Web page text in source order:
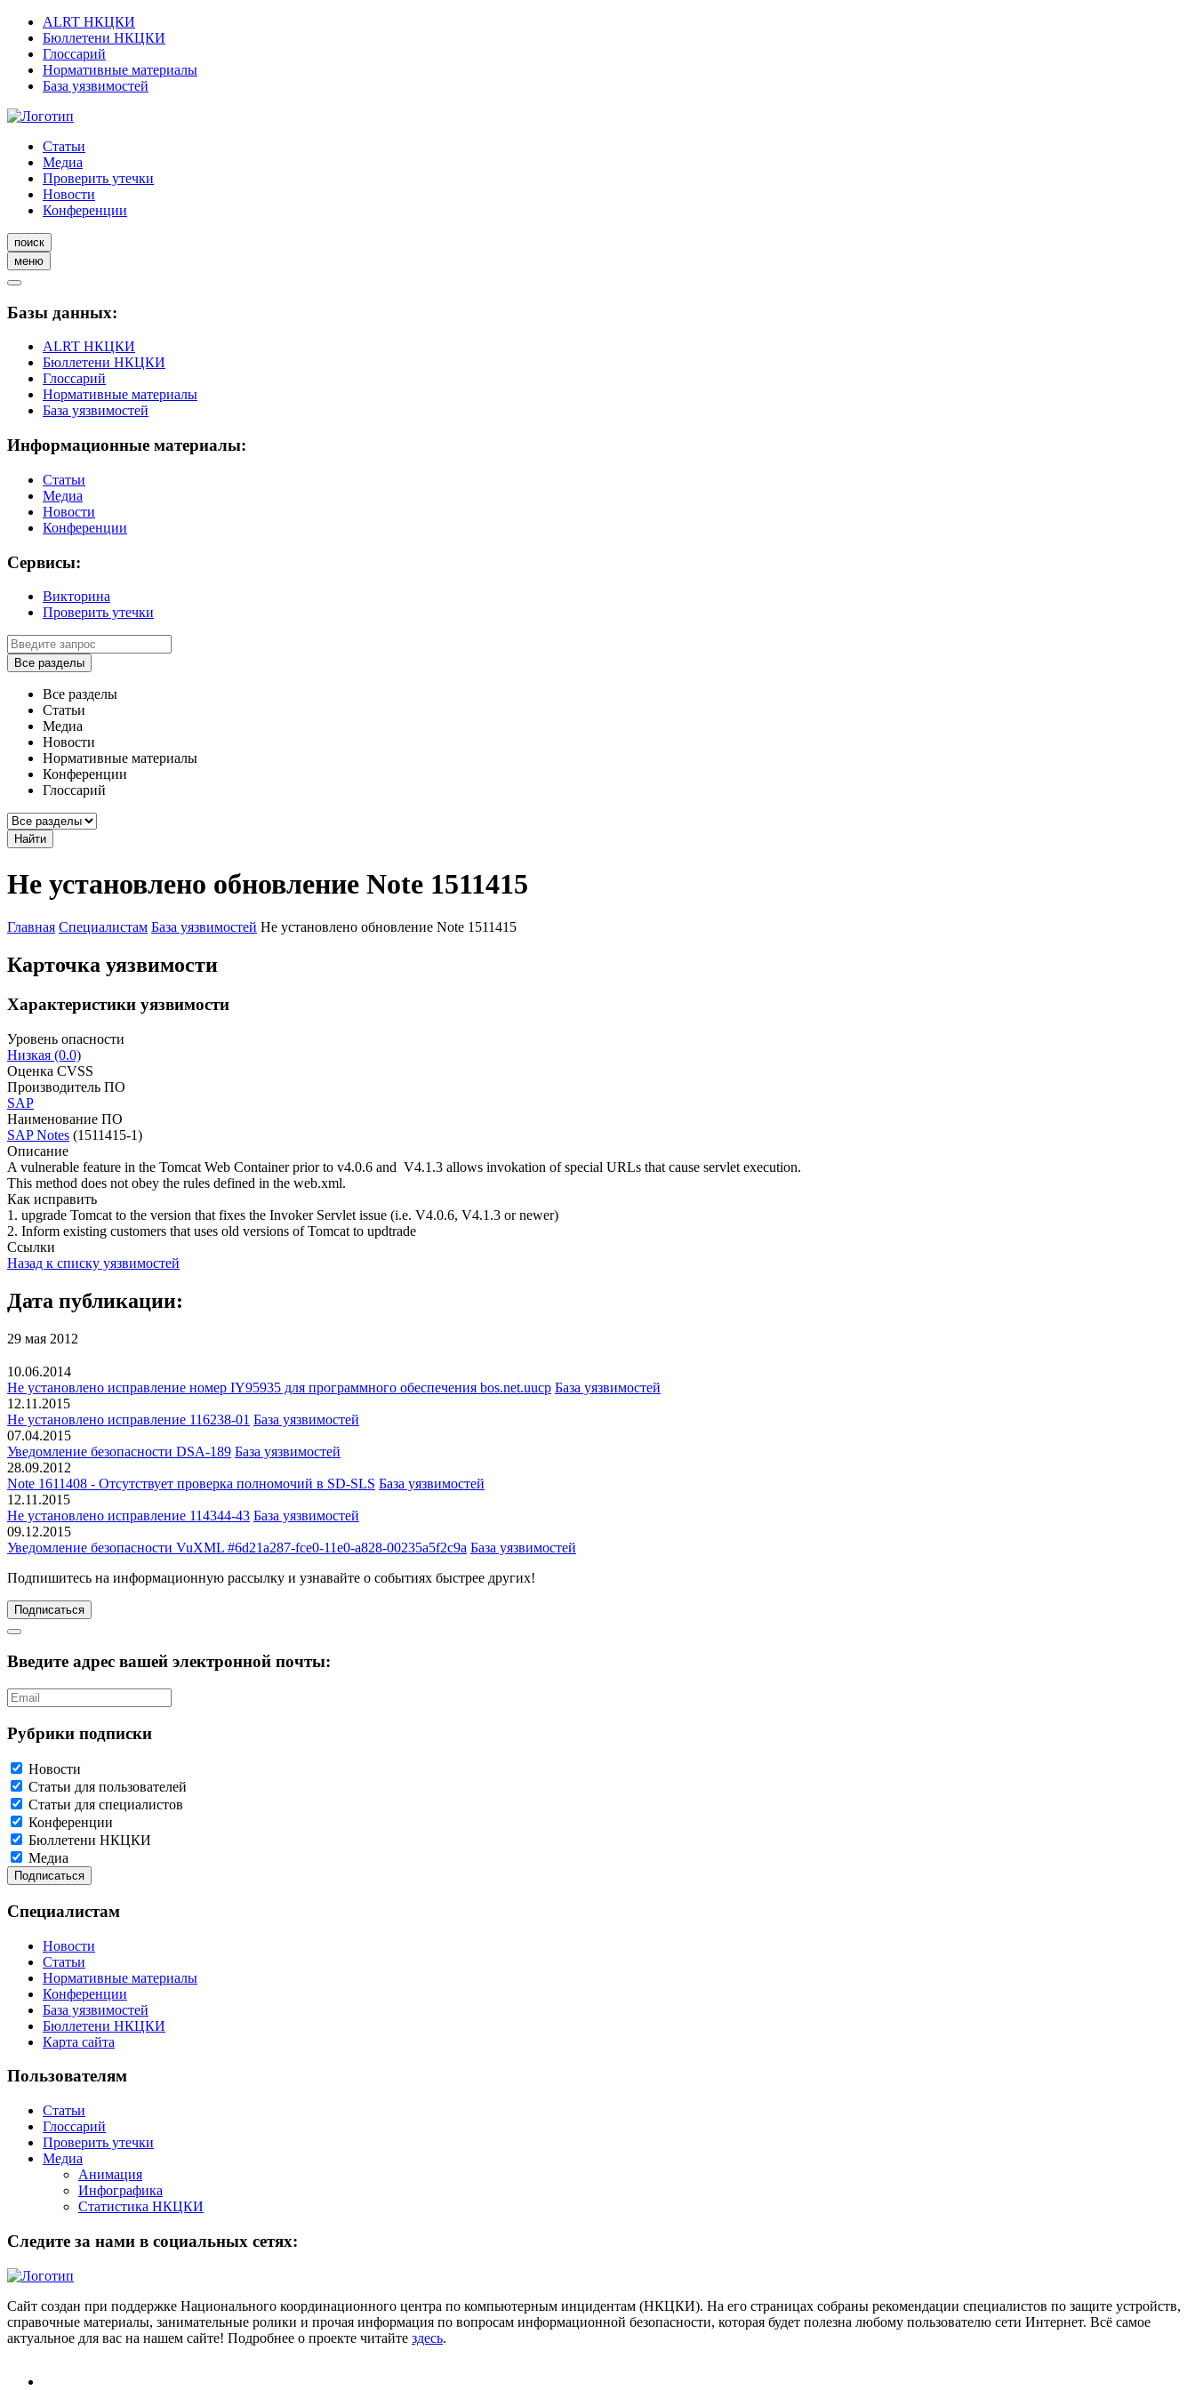
ALRT НКЦКИ
Бюллетени НКЦКИ
Глоссарий
Нормативные материалы
База уязвимостей
Статьи
Медиа
Проверить утечки
Новости
Конференции
поиск
меню
Базы данных:
ALRT НКЦКИ
Бюллетени НКЦКИ
Глоссарий
Нормативные материалы
База уязвимостей
Информационные материалы:
Статьи
Медиа
Новости
Конференции
Сервисы:
Викторина
Проверить утечки
Все разделы
Все разделы
Статьи
Медиа
Новости
Нормативные материалы
Конференции
Глоссарий
Найти
Не установлено обновление Note 1511415
Главная Специалистам База уязвимостей Не установлено обновление Note 1511415
Карточка уязвимости
Характеристики уязвимости
Уровень опасности
Низкая (0.0)
Оценка CVSS
Производитель ПО
SAP
Наименование ПО
SAP Notes (1511415-1)
Описание
A vulnerable feature in the Tomcat Web Container prior to v4.0.6 and V4.1.3 allows invokation of special URLs that cause servlet execution.
This method does not obey the rules defined in the web.xml.
Как исправить
1. upgrade Tomcat to the version that fixes the Invoker Servlet issue (i.e. V4.0.6, V4.1.3 or newer)
2. Inform existing customers that uses old versions of Tomcat to updtrade
Ссылки
Назад к списку уязвимостей
Дата публикации:
29 мая 2012
10.06.2014
Не установлено исправление номер IY95935 для программного обеспечения bos.net.uucp База уязвимостей
12.11.2015
Не установлено исправление 116238-01 База уязвимостей
07.04.2015
Уведомление безопасности DSA-189 База уязвимостей
28.09.2012
Note 1611408 - Отсутствует проверка полномочий в SD-SLS База уязвимостей
12.11.2015
Не установлено исправление 114344-43 База уязвимостей
09.12.2015
Уведомление безопасности VuXML #6d21a287-fce0-11e0-a828-00235a5f2c9a База уязвимостей
Подпишитесь на информационную рассылку и узнавайте о событиях быстрее других!
Подписаться
Введите адрес вашей электронной почты:
Рубрики подписки
Новости
Статьи для пользователей
Статьи для специалистов
Конференции
Бюллетени НКЦКИ
Медиа
Специалистам
Новости
Статьи
Нормативные материалы
Конференции
База уязвимостей
Бюллетени НКЦКИ
Карта сайта
Пользователям
Статьи
Глоссарий
Проверить утечки
Медиа
Анимация
Инфографика
Статистика НКЦКИ
Следите за нами в социальных сетях:
Сайт создан при поддержке Национального координационного центра по компьютерным инцидентам (НКЦКИ). На его страницах собраны рекомендации специалистов по защите устройств,
справочные материалы, занимательные ролики и прочая информация по вопросам информационной безопасности, которая будет полезна любому пользователю сети Интернет. Всё самое
актуальное для вас на нашем сайте! Подробнее о проекте читайте здесь.